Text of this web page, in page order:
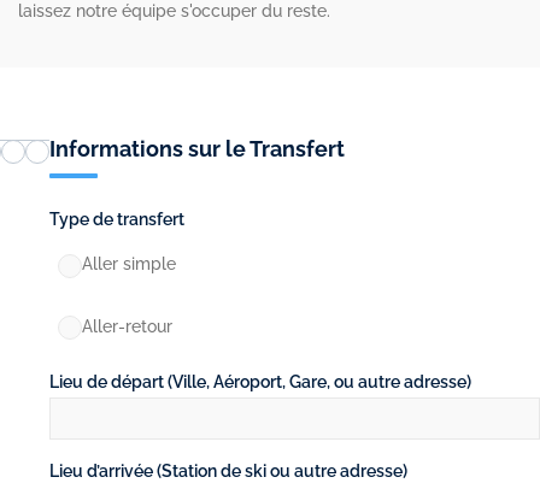
laissez notre équipe s'occuper du reste.
Informations sur le Transfert
Type de transfert
Aller simple
Aller-retour
Lieu de départ (Ville, Aéroport, Gare, ou autre adresse)
Lieu d’arrivée (Station de ski ou autre adresse)